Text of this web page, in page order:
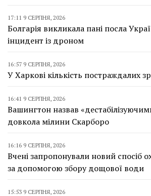
17:11 9 СЕРПНЯ, 2026
Болгарія викликала пані посла
інцидент із дроном
16:57 9 СЕРПНЯ, 2026
У Харкові кількість постраждалих
16:41 9 СЕРПНЯ, 2026
Вашингтон назвав
довкола мілини Скарборо
16:16 9 СЕРПНЯ, 2026
Вчені запропонували новий спосіб
за допомогою збору дощової води
15:53 9 СЕРПНЯ, 2026